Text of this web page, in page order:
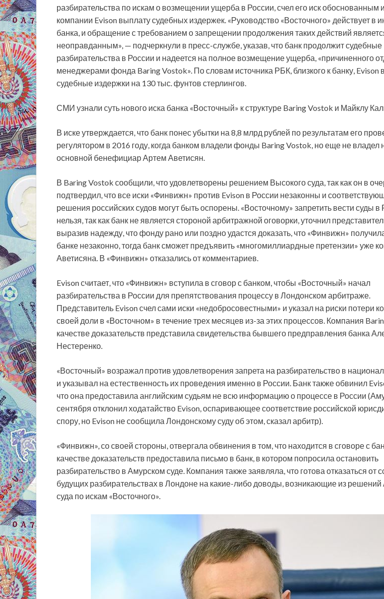
разбирательства по искам о возмещении ущерба в России, счел его иск обоснованным
компании Evison выплату судебных издержек. «Руководство «Восточного» действует в
банка, и обращение с требованием о запрещении продолжения таких действий
неоправданным», — подчеркнули в пресс-службе, указав, что банк продолжит судебные
разбирательства в России и надеется на полное возмещение ущерба, «причиненного
менеджерами фонда Baring Vostok». По словам источника РБК, близкого к банку, Evison
судебные издержки на 130 тыс. фунтов стерлингов.
СМИ узнали суть нового иска банка «Восточный» к структуре Baring Vostok и Майклу
В иске утверждается, что банк понес убытки на 8,8 млрд рублей по результатам его
регулятором в 2016 году, когда банком владели фонды Baring Vostok, но еще не
основной бенефициар Артем Аветисян.
В Baring Vostok сообщили, что удовлетворены решением Высокого суда, так как он в
подтвердил, что все иски «Финвижн» против Evison в России незаконны и
решения российских судов могут быть оспорены. «Восточному» запретить вести суды в
нельзя, так как банк не является стороной арбитражной оговорки, уточнил
выразив надежду, что фонду рано или поздно удастся доказать, что «Финвижн»
банке незаконно, тогда банк сможет предъявить «многомиллиардные претензии» уже
Аветисяна. В «Финвижн» отказались от комментариев.
Evison считает, что «Финвижн» вступила в сговор с банком, чтобы «Восточный» начал
разбирательства в России для препятствования процессу в Лондонском арбитраже.
Представитель Evison счел сами иски «недобросовестными» и указал на риски потери
своей доли в «Восточном» в течение трех месяцев из-за этих процессов. Компания
качестве доказательств представила свидетельства бывшего предправления банка
Нестеренко.
«Восточный» возражал против удовлетворения запрета на разбирательство в
и указывал на естественность их проведения именно в России. Банк также обвинил
что она предоставила английским судьям не всю информацию о процессе в России
сентября отклонил ходатайство Evison, оспаривающее соответствие российской
спору, но Evison не сообщила Лондонскому суду об этом, сказал арбитр).
«Финвижн», со своей стороны, отвергала обвинения в том, что находится в сговоре с
качестве доказательств предоставила письмо в банк, в котором попросила остановить
разбирательство в Амурском суде. Компания также заявляла, что готова отказаться от
будущих разбирательствах в Лондоне на какие-либо доводы, возникающие из решений
суда по искам «Восточного».